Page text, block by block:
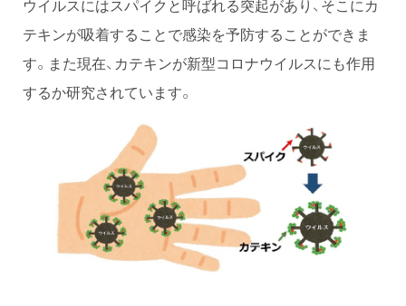
ウイルスにはスパイクと呼ばれる突起があり、そこにカ
テキンが吸着することで感染を予防することができま
す。また現在、カテキンが新型コロナウイルスにも作用
するか研究されています。